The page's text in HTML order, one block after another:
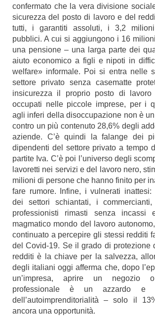
confermato che la vera divisione
sicurezza del posto di lavoro e del
tutti, i garantiti assoluti, i 3,2
pubblici. A cui si aggiungono i 16
una pensione ‒ una larga parte dei
aiuto economico a figli e nipoti in
welfare» informale. Poi si entra nelle
settore privato senza casematte
insicurezza il proprio posto di
occupati nelle piccole imprese, per i
agli inferi della disoccupazione non è
contro un più contenuto 28,6% degli
aziende. C’è quindi la falange dei
dipendenti del settore privato a tempo
partite Iva. C’è poi l’universo degli
lavoretti nei servizi e del lavoro nero,
milioni di persone che hanno finito per
fare rumore. Infine, i vulnerati inattesi:
dei settori schiantati, i
professionisti rimasti senza incassi
magmatico mondo del lavoro
continuato a percepire gli stessi redditi
del Covid-19. Se il grado di protezione
redditi è la chiave per la salvezza,
degli italiani oggi afferma che, dopo
un’impresa, aprire un negozio
professionale è un azzardo
dell’autoimprenditorialità ‒ solo il
ancora una opportunità.